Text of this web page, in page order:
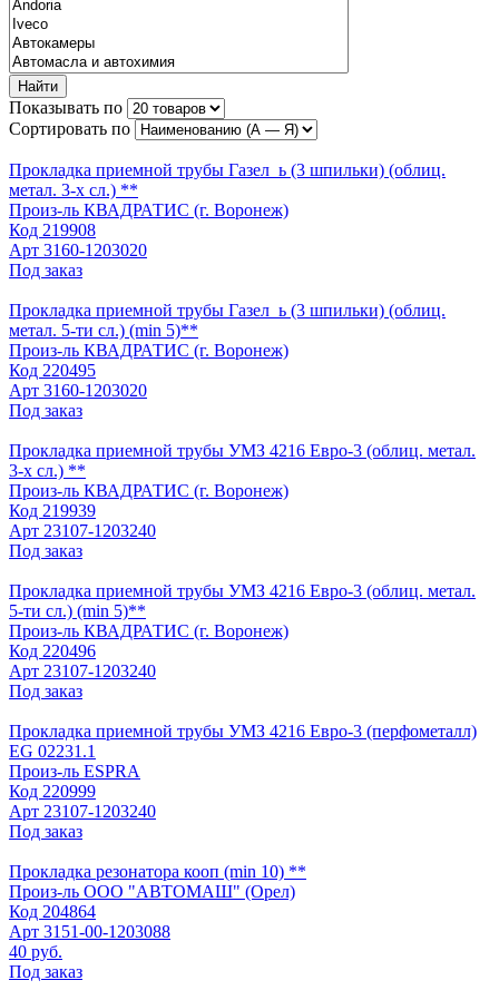
Найти
Показывать по
Сортировать по
Прокладка приемной трубы Газел_ь (3 шпильки) (облиц.
метал. 3-х сл.) **
Произ-ль КВАДРАТИС (г. Воронеж)
Код 219908
Арт 3160-1203020
Под заказ
Прокладка приемной трубы Газел_ь (3 шпильки) (облиц.
метал. 5-ти сл.) (min 5)**
Произ-ль КВАДРАТИС (г. Воронеж)
Код 220495
Арт 3160-1203020
Под заказ
Прокладка приемной трубы УМЗ 4216 Евро-3 (облиц. метал.
3-х сл.) **
Произ-ль КВАДРАТИС (г. Воронеж)
Код 219939
Арт 23107-1203240
Под заказ
Прокладка приемной трубы УМЗ 4216 Евро-3 (облиц. метал.
5-ти сл.) (min 5)**
Произ-ль КВАДРАТИС (г. Воронеж)
Код 220496
Арт 23107-1203240
Под заказ
Прокладка приемной трубы УМЗ 4216 Евро-3 (перфометалл)
EG 02231.1
Произ-ль ESPRA
Код 220999
Арт 23107-1203240
Под заказ
Прокладка резонатора кооп (min 10) **
Произ-ль ООО "АВТОМАШ" (Орел)
Код 204864
Арт 3151-00-1203088
40 руб.
Под заказ